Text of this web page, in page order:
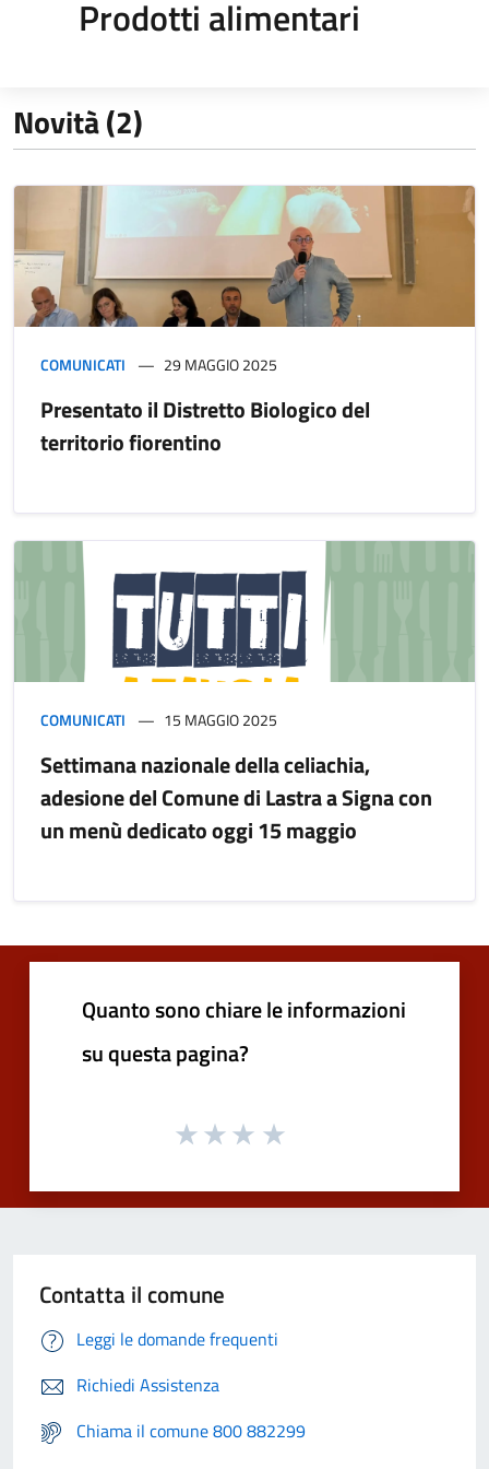
Prodotti alimentari
Novità (2)
COMUNICATI 29 MAGGIO 2025
Presentato il Distretto Biologico del
territorio fiorentino
COMUNICATI 15 MAGGIO 2025
Settimana nazionale della celiachia,
adesione del Comune di Lastra a Signa con
un menù dedicato oggi 15 maggio
Quanto sono chiare le informazioni
su questa pagina?
Contatta il comune
Leggi le domande frequenti
Richiedi Assistenza
Chiama il comune 800 882299